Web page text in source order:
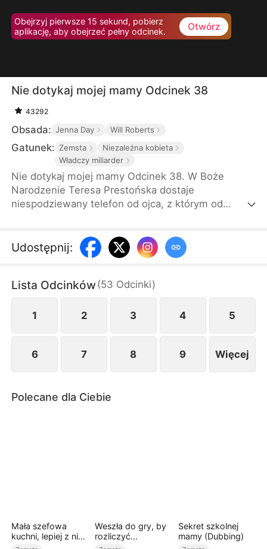
Obejrzyj pierwsze 15 sekund, pobierz
aplikację, aby obejrzeć pełny odcinek.
Otwórz
Nie dotykaj mojej mamy Odcinek 38
43292
Obsada: Jenna Day Will Roberts
Gatunek: Zemsta
Niezależna kobieta
Władczy miliarder
Nie dotykaj mojej mamy Odcinek 38. W Boże
Narodzenie Teresa Prestońska dostaje
niespodziewany telefon od ojca, z którym od
trzej potężni synowie mają dołączyć później. Gdy
tylko wchodzi do domu, macocha i przyrodnie
przekonani, że nic nie znaczy. Nie mają pojęcia,
jaką siłę i wpływy mają jej synowie.
Udostępnij:
Lista Odcinków (53 Odcinki)
1 2 3 4 5
6 7 8 9 Więcej
Polecane dla Ciebie
Mała szefowa
kuchni, lepiej z nią
nie zadzierać
Weszła do gry, by
rozliczyć
wszystkich
Sekret szkolnej
mamy (Dubbing)